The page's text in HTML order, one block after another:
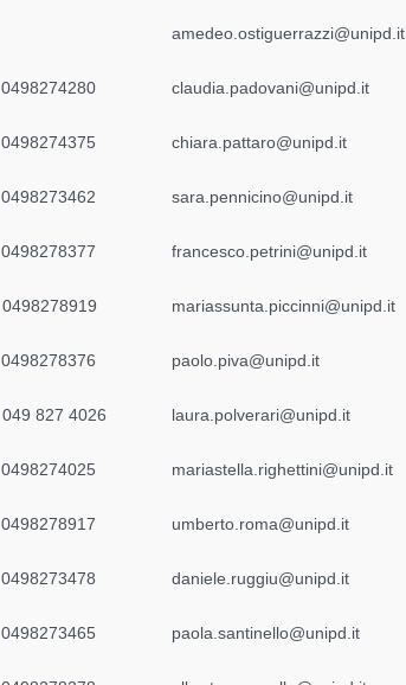
amedeo.ostiguerrazzi@unipd.it
0498274280 claudia.padovani@unipd.it
0498274375 chiara.pattaro@unipd.it
0498273462 sara.pennicino@unipd.it
0498278377 francesco.petrini@unipd.it
0498278919 mariassunta.piccinni@unipd.it
0498278376 paolo.piva@unipd.it
049 827 4026 laura.polverari@unipd.it
0498274025 mariastella.righettini@unipd.it
0498278917 umberto.roma@unipd.it
0498273478 daniele.ruggiu@unipd.it
0498273465 paola.santinello@unipd.it